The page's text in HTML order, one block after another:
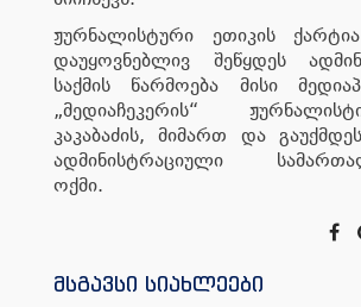
ჟურნალისტური ეთიკის
დაუყოვნებლივ შეწყდეს
საქმის წარმოება მისი
„მედიაჩეკერის“
კაკაბაძის, მიმართ და
ადმინისტრაციული
ოქმი.
მსგავსი სიახლეები